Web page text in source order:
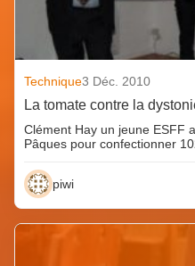
Technique3 Déc. 2010
La tomate contre la
Clément Hay un jeune ESFF
Pâques pour confectionner
piwi